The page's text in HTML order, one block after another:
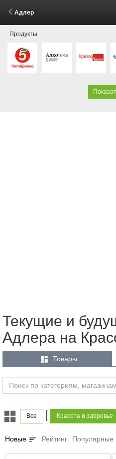
Адлер
Продукты
Текущие и
Адлера на
 Товары
Все Красота и здоровье
Новые sort Рейтинг Популярные